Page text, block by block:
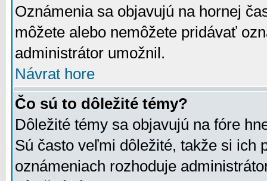
Oznámenia sa objavujú na hornej
môžete alebo nemôžete pridávať
administrátor umožnil.
Návrat hore
Čo sú to dôležité témy?
Dôležité témy sa objavujú na fóre
Sú často veľmi dôležité, takže si ich
oznámeniach rozhoduje